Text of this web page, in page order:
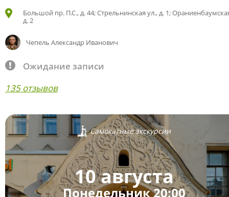
Большой пр. П.С., д. 44; Стрельнинская ул., д. 1;
д. 2
Чепель Александр Иванович
Ожидание записи
135 отзывов
Самокатные экскурсии
10 августа
Понедельник 20:00